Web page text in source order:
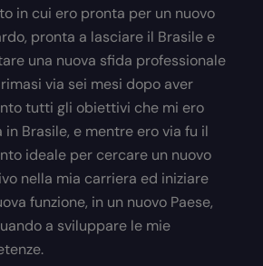
in cui ero pronta per un nuovo
pronta a lasciare il Brasile e
una nuova sfida professionale
via sei mesi dopo aver
tutti gli obiettivi che mi ero
in Brasile, e mentre ero via fu il
ideale per cercare un nuovo
nella mia carriera ed iniziare
funzione, in un nuovo Paese,
a sviluppare le mie